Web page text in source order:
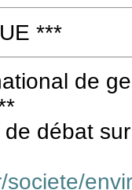
***
de
débat